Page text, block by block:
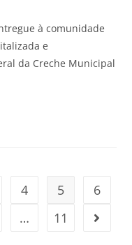
à comunidade
e
da Creche Municipal
4 5
6
… 11